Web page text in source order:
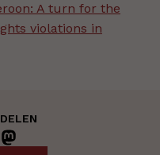
A turn for the
violations in